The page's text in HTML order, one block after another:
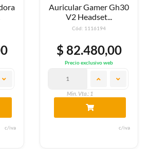
c/iva
Auricular Gamer Gh30
V2 Headset...
Cód: 1116194
$ 82.480,00
Precio exclusivo web
Min. Vta.: 1
c/iva